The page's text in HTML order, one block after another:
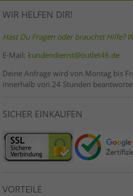
WIR HELFEN DIR!
Hast Du Fragen oder brauchst Hilfe?
E-Mail: kundendienst@outlet46.de
Deine Anfrage wird von Montag bis
innerhalb von 24 Stunden
SICHER EINKAUFEN
VORTEILE